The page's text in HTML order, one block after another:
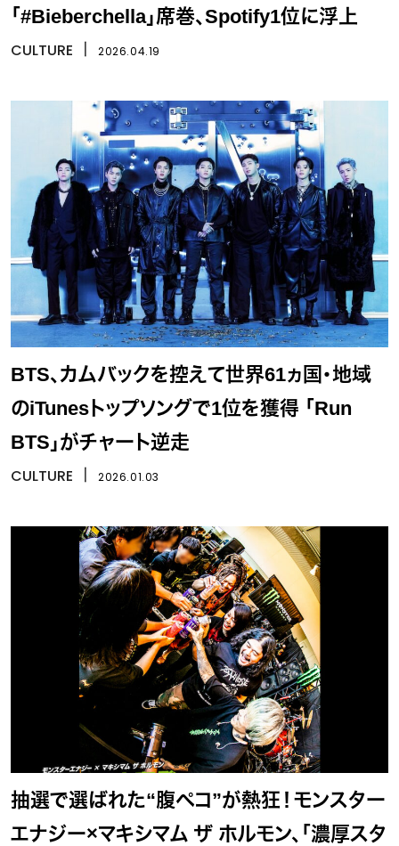
「#Bieberchella」席巻、Spotify1位に浮上
CULTURE 2026.04.19
BTS、カムバックを控えて世界61ヵ国・地域
のiTunesトップソングで1位を獲得 「Run
BTS」がチャート逆走
CULTURE 2026.01.03
抽選で選ばれた“腹ペコ”が熱狂！モンスター
エナジー×マキシマム ザ ホルモン、「濃厚スタ